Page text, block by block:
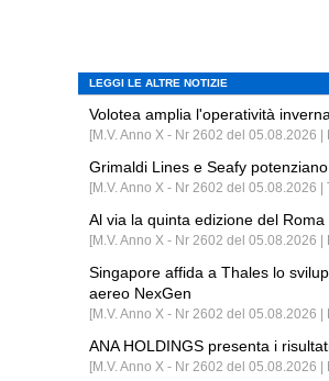
LEGGI LE ALTRE NOTIZIE
Volotea amplia l'operatività
[M.V. Anno X - Nr 2602 del 05.08.2026 |
Grimaldi Lines e Seafy
[M.V. Anno X - Nr 2602 del 05.08.2026 |
Al via la quinta edizione del
[M.V. Anno X - Nr 2602 del 05.08.2026 |
Singapore affida a Thales lo
aereo NexGen
[M.V. Anno X - Nr 2602 del 05.08.2026
ANA HOLDINGS presenta i
[M.V. Anno X - Nr 2602 del 05.08.2026